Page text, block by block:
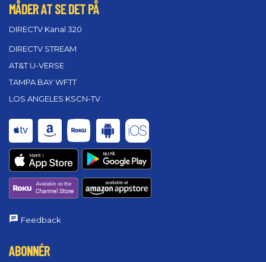
MÅDER AT SE DET PÅ
DIRECTV Kanal 320
DIRECTV STREAM
AT&T U-VERSE
TAMPA BAY WFTT
LOS ANGELES KSCN-TV
Feedback
ABONNÉR